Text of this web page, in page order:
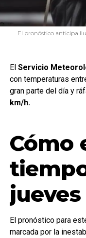
El pronóstico anticipa
El Servicio
con temperaturas
gran parte del día y
km/h.
Cómo
jueves
El pronóstico para
marcada por la